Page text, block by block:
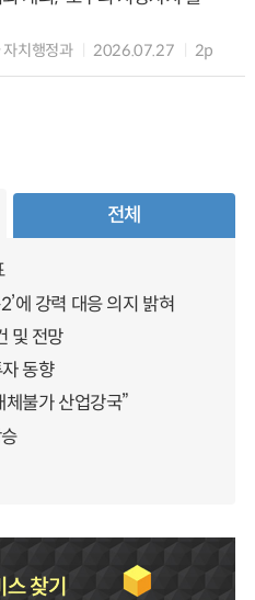
자치행정과 2026.07.27 2p
전체
에 강력 대응 의지 밝혀
및 전망
동향
불가 산업강국”